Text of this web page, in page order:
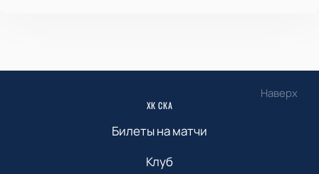
Наверх
ХК СКА
Билеты на матчи
Клуб